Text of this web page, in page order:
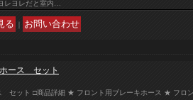
レヨレだと室内…
｜
ース セット
セット □商品詳細 ★ フロント用ブレーキホース ★ フロ